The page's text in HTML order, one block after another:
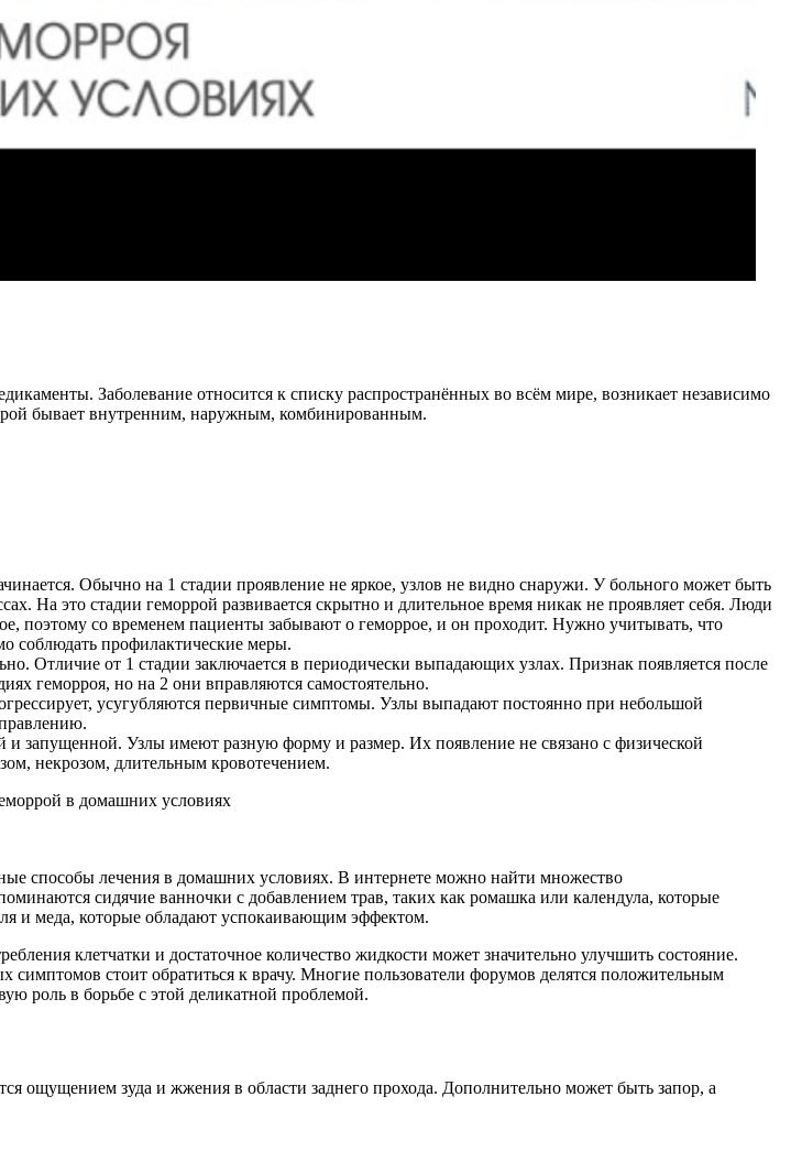
Заболевание относится к списку распространённых во всём мире, возникает независимо
бывает внутренним, наружным, комбинированным.
Обычно на 1 стадии проявление не яркое, узлов не видно снаружи. У больного может быть
На это стадии геморрой развивается скрытно и длительное время никак не проявляет себя. Люди
поэтому со временем пациенты забывают о геморрое, и он проходит. Нужно учитывать, что
соблюдать профилактические меры.
Отличие от 1 стадии заключается в периодически выпадающих узлах. Признак появляется после
геморроя, но на 2 они вправляются самостоятельно.
усугубляются первичные симптомы. Узлы выпадают постоянно при небольшой
и запущенной. Узлы имеют разную форму и размер. Их появление не связано с физической
некрозом, длительным кровотечением.
способы лечения в домашних условиях. В интернете можно найти множество
сидячие ванночки с добавлением трав, таких как ромашка или календула, которые
и меда, которые обладают успокаивающим эффектом.
клетчатки и достаточное количество жидкости может значительно улучшить состояние.
стоит обратиться к врачу. Многие пользователи форумов делятся положительным
роль в борьбе с этой деликатной проблемой.
ощущением зуда и жжения в области заднего прохода. Дополнительно может быть запор, а